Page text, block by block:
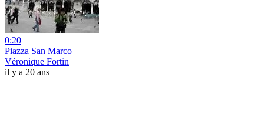
0:20
Piazza San Marco
Véronique Fortin
il y a 20 ans